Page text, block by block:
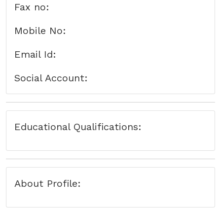
Fax no:
Mobile No:
Email Id:
Social Account:
Educational Qualifications:
About Profile: